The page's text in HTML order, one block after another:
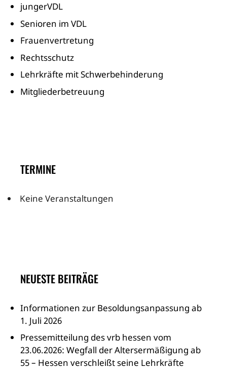
jungerVDL
Senioren im VDL
Frauenvertretung
Rechtsschutz
Lehrkräfte mit Schwerbehinderung
Mitgliederbetreuung
TERMINE
Keine Veranstaltungen
NEUESTE BEITRÄGE
Informationen zur Besoldungsanpassung ab
1. Juli 2026
Pressemitteilung des vrb hessen vom
23.06.2026: Wegfall der Altersermäßigung ab
55 – Hessen verschleißt seine Lehrkräfte